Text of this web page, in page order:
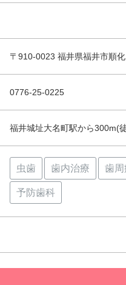
〒910-0023 福井県福井市順
0776-25-0225
福井城址大名町駅から300m(
虫歯 歯内治療 歯周
予防歯科